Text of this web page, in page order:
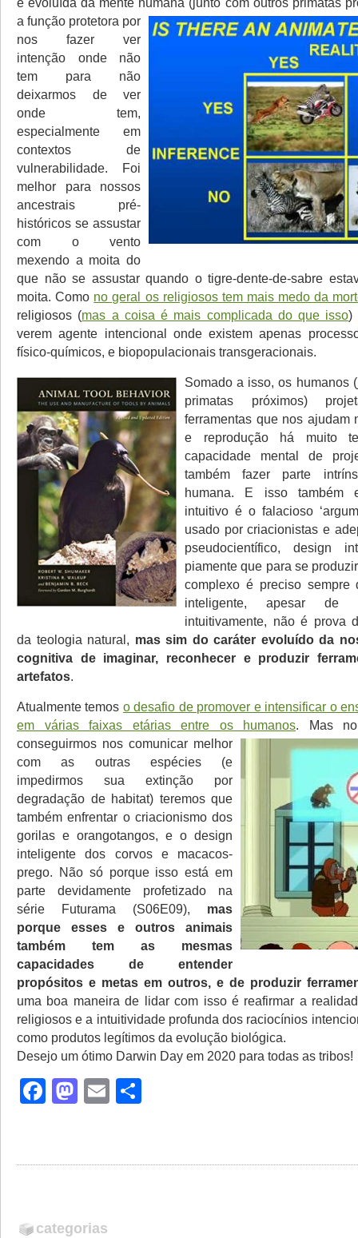
a função protetora por
nos fazer ver
intenção onde não
tem para não
deixarmos de ver
onde tem,
especialmente em
contextos de
vulnerabilidade. Foi
melhor para nossos
ancestrais pré-
históricos se assustar
com o vento
mexendo a moita do
que não se assustar quando o tigre-dente-de-sabre
moita. Como no geral os religiosos tem mais medo da
religiosos (mas a coisa é mais complicada do que isso)
verem agente intencional onde existem apenas
físico-químicos, e biopopulacionais transgeracionais.
Somado a isso, os humanos
primatas próximos)
ferramentas que nos ajudam
e reprodução há muito
capacidade mental de
também fazer parte
humana. E isso também
intuitivo é o falacioso
usado por criacionistas e
pseudocientífico, design
piamente que para se
complexo é preciso sempre
inteligente, apesar de
intuitivamente, não é prova
da teologia natural, mas sim do caráter evoluído da
cognitiva de imaginar, reconhecer e produzir
artefatos.
Atualmente temos o desafio de promover e intensificar o
em várias faixas etárias entre os humanos. Mas
conseguirmos nos comunicar melhor
com as outras espécies (e
impedirmos sua extinção por
degradação de habitat) teremos que
também enfrentar o criacionismo dos
gorilas e orangotangos, e o design
inteligente dos corvos e macacos-
prego. Não só porque isso está em
parte devidamente profetizado na
série Futurama (S06E09), mas
porque esses e outros animais
também tem as mesmas
capacidades de entender
propósitos e metas em outros, e de produzir
uma boa maneira de lidar com isso é reafirmar a
religiosos e a intuitividade profunda dos raciocínios
como produtos legítimos da evolução biológica.
Desejo um ótimo Darwin Day em 2020 para todas as tribos!
Facebook
Mastodon
Email
categorias